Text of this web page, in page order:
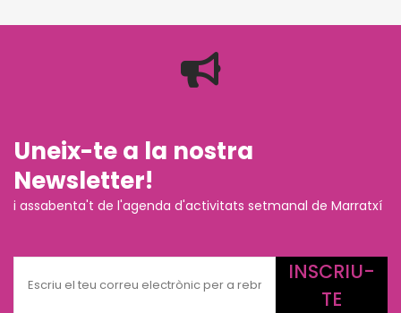
Uneix-te a la nostra
Newsletter!
i assabenta't de l'agenda d'activitats setmanal de Marratxí
INSCRIU-
TE